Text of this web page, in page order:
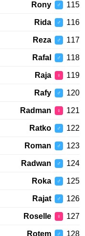
♂
Rony
♂
Rida
♂
Reza
♂
Rafal
♀
Raja
♂
Rafy
♀
Radman
♂
Ratko
♂
Roman
♂
Radwan
♂
Roka
♂
Rajat
♀
Roselle
♂
Rotem